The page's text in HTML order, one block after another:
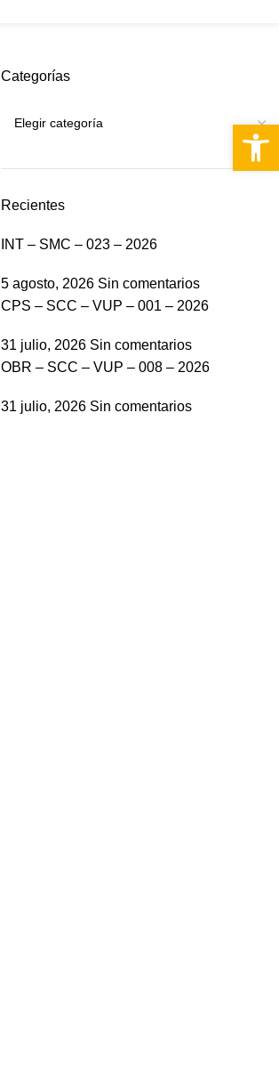
Categorías
Recientes
INT – SMC – 023 – 2026
5 agosto, 2026 Sin comentarios
CPS – SCC – VUP – 001 – 2026
31 julio, 2026 Sin comentarios
OBR – SCC – VUP – 008 – 2026
31 julio, 2026 Sin comentarios
Abrir